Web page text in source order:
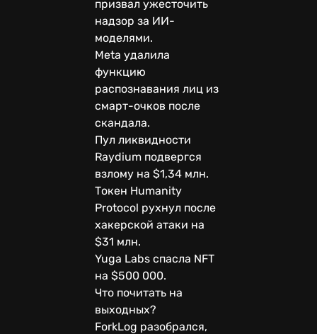
призвал ужесточить
надзор за ИИ-
моделями.
Meta удалила
функцию
распознавания лиц из
смарт-очков после
скандала.
Пул ликвидности
Raydium подвергся
взлому на $1,34 млн.
Токен Humanity
Protocol рухнул после
хакерской атаки на
$31 млн.
Yuga Labs спасла NFT
на $500 000.
Что почитать на
выходных?
ForkLog разобрался,